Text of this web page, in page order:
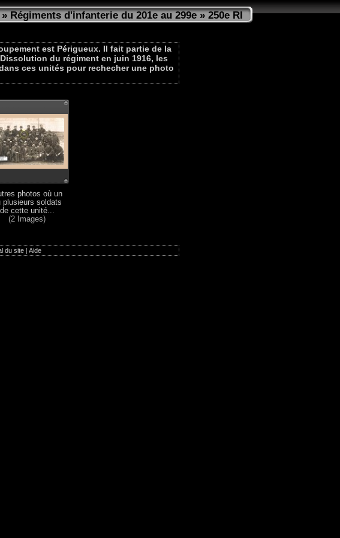
Régiments d'infanterie du 201e au 299e» 250e RI
est Périgueux. Il fait partie de la
du régiment en juin 1916, les
ces unités pour rechecher une photo
photos où un
plusieurs soldats
de cette unité...
(2 Images)
du site| Aide